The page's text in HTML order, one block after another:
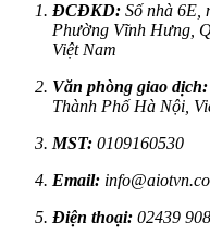
ĐCĐKD: Số nhà 6E,
Phường Vĩnh Hưng,
Việt Nam
Văn phòng giao dịch:
Thành Phố Hà Nội,
MST: 0109160530
Email:
Điện thoại: 02439